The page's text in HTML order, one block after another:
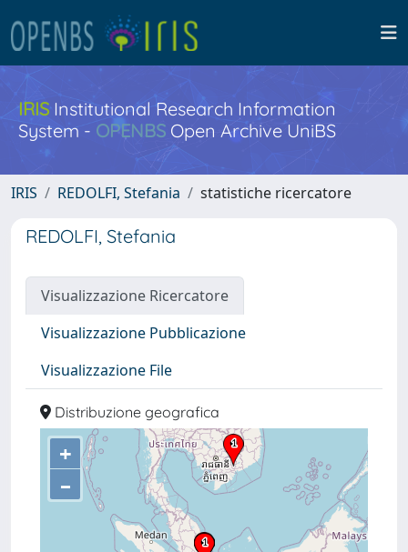
IRISInstitutional Research Information
System - OPENBS Open Archive UniBS
IRIS REDOLFI, Stefania statistiche ricercatore
REDOLFI, Stefania
Visualizzazione Ricercatore
Visualizzazione Pubblicazione
Visualizzazione File
Distribuzione geografica
+
–